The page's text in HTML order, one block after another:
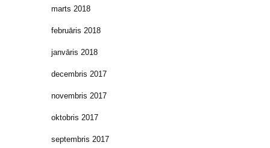
marts 2018
februāris 2018
janvāris 2018
decembris 2017
novembris 2017
oktobris 2017
septembris 2017